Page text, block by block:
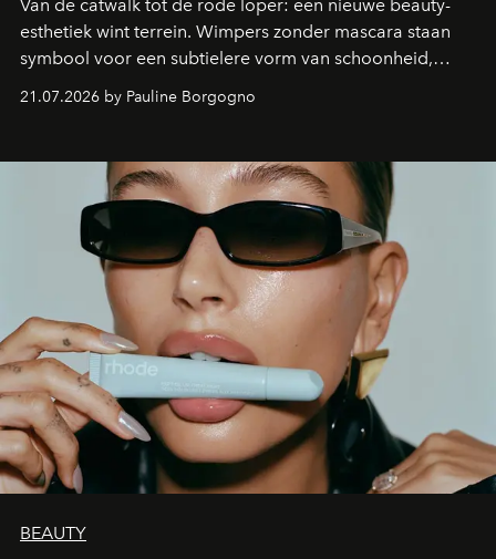
Van de catwalk tot de rode loper: een nieuwe beauty-
esthetiek wint terrein. Wimpers zonder mascara staan
symbool voor een subtielere vorm van schoonheid,
waarin zelfvertrouwen belangrijker is dan een overvloed
aan make-up.
21.07.2026 by Pauline Borgogno
BEAUTY